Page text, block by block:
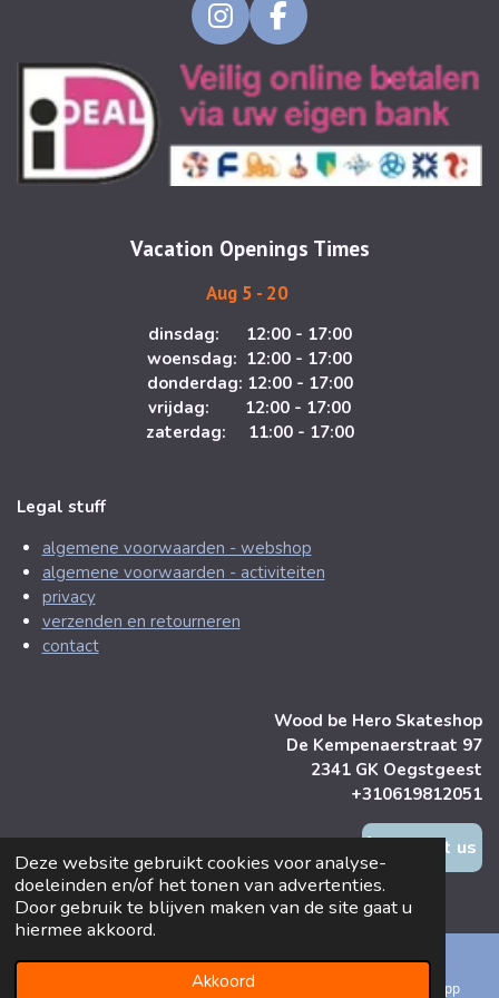
Deze website gebruikt cookies voor analyse-
doeleinden en/of het tonen van advertenties.
Door gebruik te blijven maken van de site gaat u
hiermee akkoord.
Akkoord
I
n
s
t
a
g
r
m
F
a
c
e
b
o
o
Vacation Openings Times
Aug 5 - 20
dinsdag: 12:00 - 17:00
woensdag: 12:00 - 17:00
donderdag: 12:00 - 17:00
vrijdag: 12:00 - 17:00
zaterdag: 11:00 - 17:00
Legal stuff
algemene voorwaarden - webshop
algemene voorwaarden - activiteiten
privacy
verzenden en retourneren
contact
Wood be Hero Skateshop
De Kempenaerstraat 97
2341 GK Oegstgeest
+310619812051
contact us
© 2025 Wood be Hero Skateshop
Kaart WhatsApp